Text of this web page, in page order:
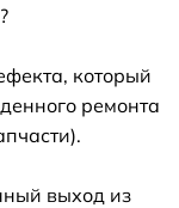
который
ремонта
выход из